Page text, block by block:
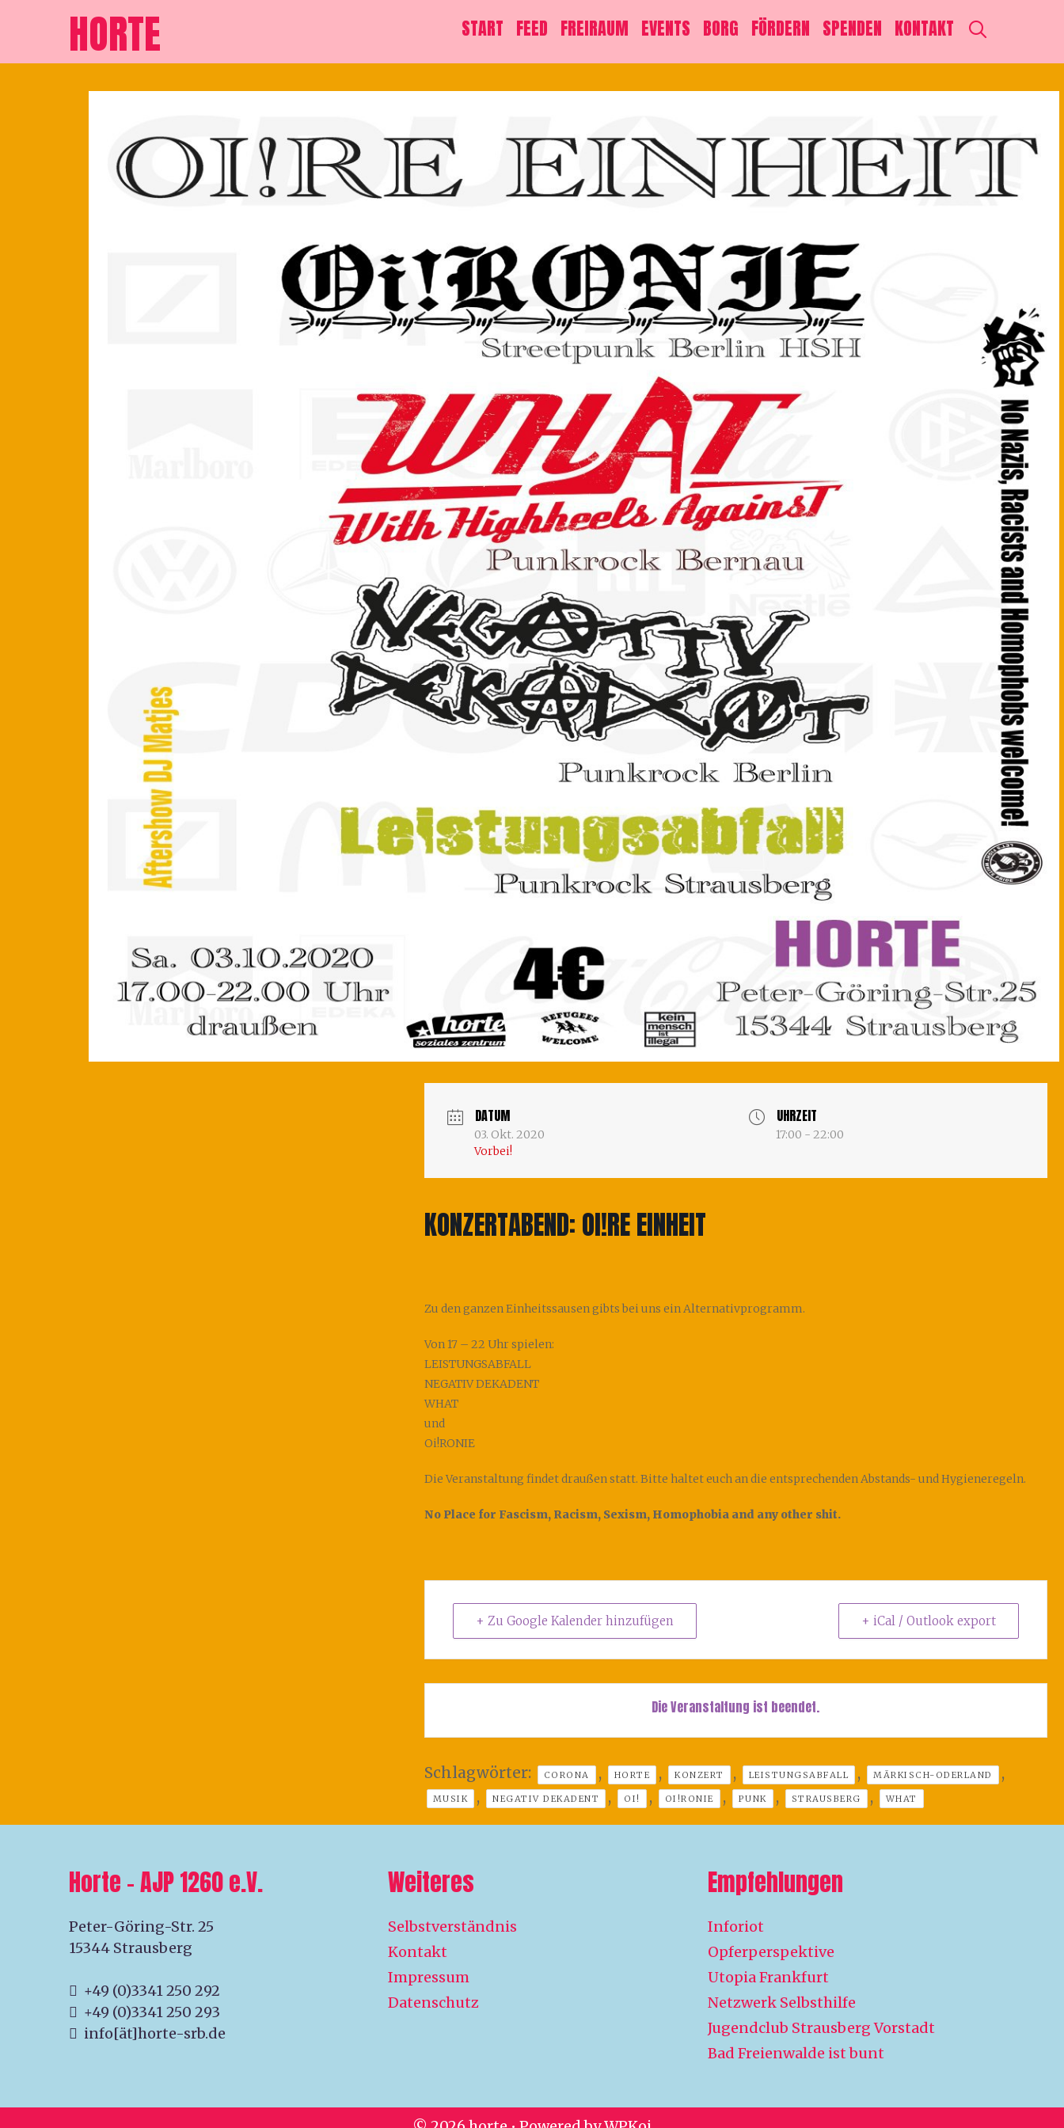
HORTE START FEED FREIRAUM EVENTS BORG FÖRDERN SPENDEN KONTAKT
DATUM
03. Okt. 2020
Vorbei!
UHRZEIT
17:00 - 22:00
KONZERTABEND: OI!RE EINHEIT
Zu den ganzen Einheitssausen gibts bei uns ein Alternativprogramm.
Von 17 – 22 Uhr spielen:
LEISTUNGSABFALL
NEGATIV DEKADENT
WHAT
und
Oi!RONIE
Die Veranstaltung findet draußen statt. Bitte haltet euch an die entsprechenden Abstands- und Hygieneregeln.
No Place for Fascism, Racism, Sexism, Homophobia and any other shit.
+ Zu Google Kalender hinzufügen + iCal / Outlook export
Die Veranstaltung ist beendet.
Schlagwörter: CORONA , HORTE , KONZERT , LEISTUNGSABFALL , MÄRKISCH-ODERLAND ,
MUSIK , NEGATIV DEKADENT , OI! , OI!RONIE , PUNK , STRAUSBERG , WHAT
Horte – AJP 1260 e.V.
Peter-Göring-Str. 25
15344 Strausberg
+49 (0)3341 250 292
+49 (0)3341 250 293
info[ät]horte-srb.de
Weiteres
Selbstverständnis
Kontakt
Impressum
Datenschutz
Empfehlungen
Inforiot
Opferperspektive
Utopia Frankfurt
Netzwerk Selbsthilfe
Jugendclub Strausberg Vorstadt
Bad Freienwalde ist bunt